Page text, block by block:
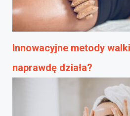
Innowacyjne metody
naprawdę działa?